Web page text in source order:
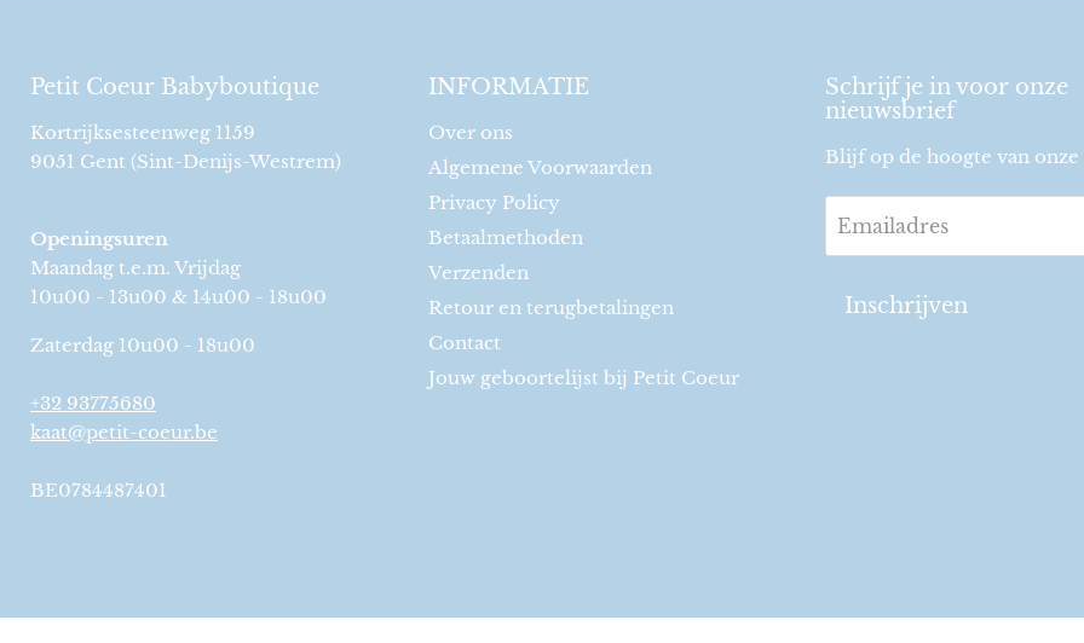
Petit Coeur Babyboutique
Kortrijksesteenweg 1159
9051 Gent (Sint-Denijs-Westrem)
Openingsuren
Maandag t.e.m. Vrijdag
10u00 - 13u00 & 14u00 - 18u00
Zaterdag 10u00 - 18u00
+32 93775680
kaat@petit-coeur.be
BE0784487401
INFORMATIE
Over ons
Algemene Voorwaarden
Privacy Policy
Betaalmethoden
Verzenden
Retour en terugbetalingen
Contact
Jouw geboortelijst bij Petit Coeur
Schrijf je in voor onze
nieuwsbrief
Blijf op de hoogte van onze
Emailadres
Inschrijven